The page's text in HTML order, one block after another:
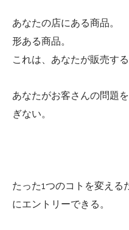
あなたの店にある商品。
形ある商品。
これは、あなたが販売す
あなたがお客さんの問題
ぎない。
たった1つのコトを変える
にエントリーできる。